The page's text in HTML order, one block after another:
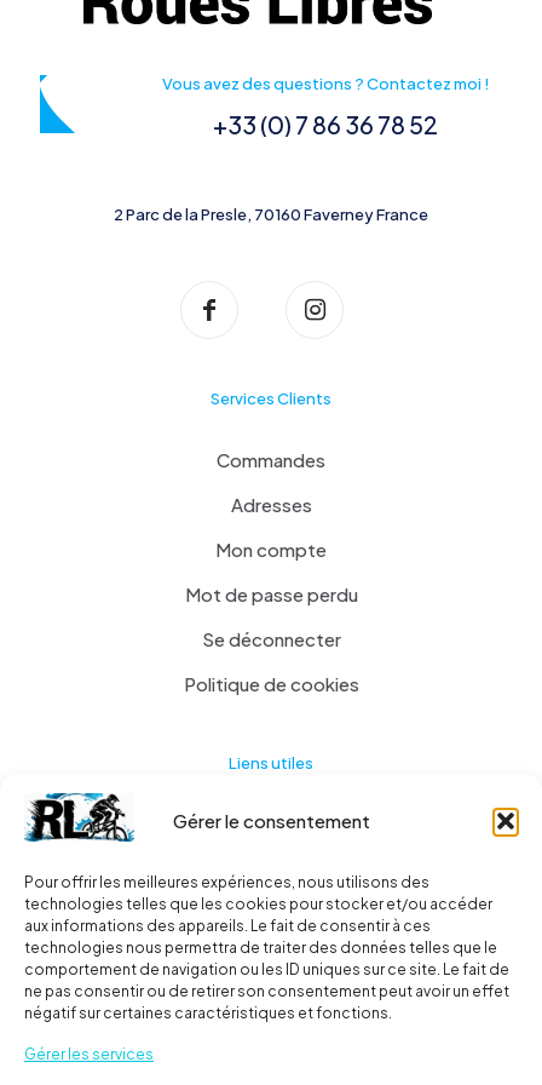
Gérer le consentement
Pour offrir les meilleures expériences, nous utilisons des
technologies telles que les cookies pour stocker et/ou accéder
aux informations des appareils. Le fait de consentir à ces
technologies nous permettra de traiter des données telles que le
comportement de navigation ou les ID uniques sur ce site. Le fait de
ne pas consentir ou de retirer son consentement peut avoir un effet
négatif sur certaines caractéristiques et fonctions.
Gérer les services
Vous avez des questions ? Contactez moi !
+33 (0) 7 86 36 78 52
2 Parc de la Presle, 70160 Faverney France
Services Clients
Commandes
Adresses
Mon compte
Mot de passe perdu
Se déconnecter
Politique de cookies
Liens utiles
Actualités
Contact
Ma liste